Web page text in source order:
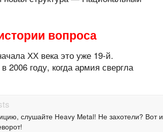
вопроса
ХХ века это уже 19-й.
году, когда армия свергла
слушайте Heavy Metal! Не захотели? Вот и